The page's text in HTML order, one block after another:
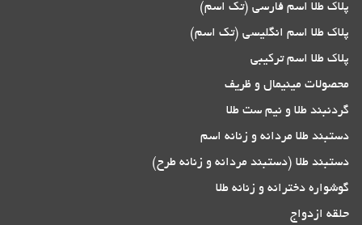
پلاک طلا اسم فارسی (تک اسم)
پلاک طلا اسم انگلیسی (تک اسم)
پلاک طلا اسم ترکیبی
محصولات مینیمال و ظریف
گردنبند طلا و نیم ست طلا
دستبند طلا مردانه و زنانه اسم
دستبند طلا (دستبند مردانه و زنانه طرح)
گوشواره دخترانه و زنانه طلا
حلقه ازدواج